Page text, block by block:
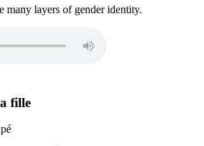
many layers of gender identity.
fille